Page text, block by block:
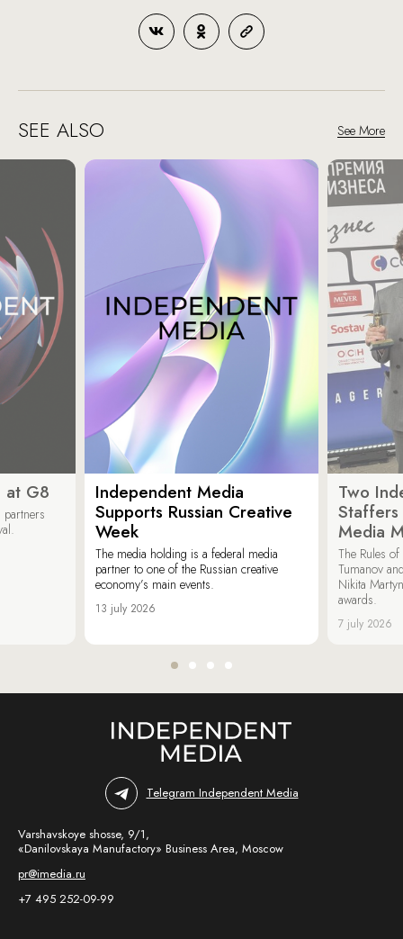
SEE ALSO See More
at G8
Independent Media
Supports Russian Creative
Week
The media holding is a federal media
partner to one of the Russian creative
economy’s main events.
13 july 2026
Two
Media
The Rules
Tumanov
Nikita
awards.
7 july 2026
Telegram Independent Media
Varshavskoye shosse, 9/1,
«Danilovskaya Manufactory» Business Area, Moscow
pr@imedia.ru
+7 495 252-09-99